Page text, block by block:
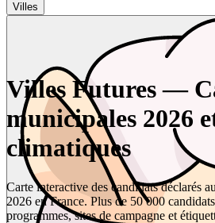
Villes
Villes Futures —
municipales 2026
climatiques
Carte interactive des candidats déclarés
2026 en France. Plus de 50 000
programmes, sites de campagne et